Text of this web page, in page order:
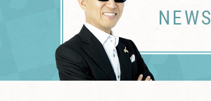
NEWS